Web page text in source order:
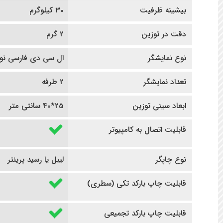
بیشینه ظرفیت
30 کیلوگرم
دقت در توزین
2 گرم
نوع نمایشگر
ال سی دی فارسی
تعداد نمایشگر
2 طرفه
ابعاد سینی توزین
25*40 سانتی متر
قابلیت اتصال به کامپیوتر
نوع چاپگر
لیبل یا رسید پرینتر
قابلیت چاپ بارکد تکی (سطری)
قابلیت چاپ بارکد تجمیعی